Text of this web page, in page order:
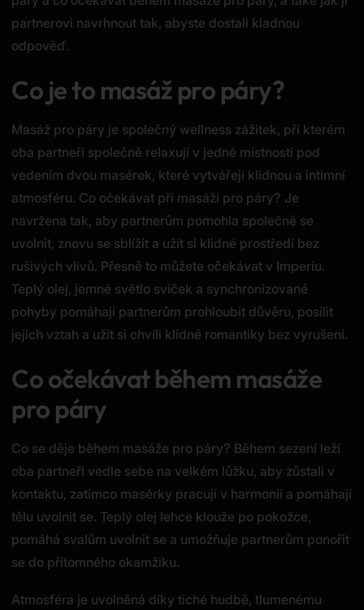
partnerovi navrhnout tak, abyste dostali kladnou
odpověď.
Co je to masáž pro páry?
Masáž pro páry je společný wellness zážitek, při kterém
oba partneři společně relaxují v jedné místnosti pod
vedením dvou masérek, které vytvářejí klidnou a intimní
atmosféru. Co očekávat při masáži pro páry? Je
navržena tak, aby partnerům pomohla společně se
uvolnit, znovu se sblížit a užít si klidné prostředí bez
rušivých vlivů. Přesně to můžete očekávat v Imperiu.
Teplý olej, jemné světlo svíček a synchronizované
pohyby pomáhají partnerům prohloubit důvěru, posílit
jejich vztah a užít si chvíli klidné romantiky bez vyrušení.
Co očekávat během masáže
pro páry
Co se děje během masáže pro páry? Během sezení leží
oba partneři vedle sebe na velkém lůžku, aby zůstali v
kontaktu, zatímco masérky pracují v harmonii a pomáhají
tělu uvolnit se. Teplý olej lehce klouže po pokožce,
pomáhá svalům uvolnit se a umožňuje partnerům ponořit
se do přítomného okamžiku.
Atmosféra je uvolněná díky tiché hudbě, tlumenému